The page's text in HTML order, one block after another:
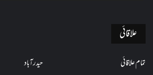
علاقائی
تمام علاقائی
حیدرآباد